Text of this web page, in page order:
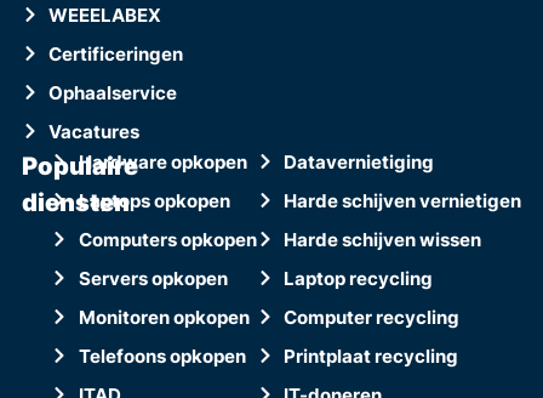
WEEELABEX
Certificeringen
Ophaalservice
Vacatures
Populaire
diensten
Hardware opkopen
Laptops opkopen
Computers opkopen
Servers opkopen
Monitoren opkopen
Telefoons opkopen
Datavernietiging
Harde schijven vernietigen
Harde schijven wissen
Laptop recycling
Computer recycling
Printplaat recycling